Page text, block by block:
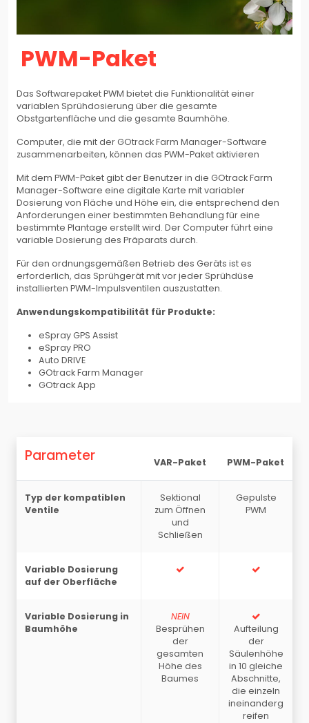
PWM-Paket
Das Softwarepaket PWM bietet die Funktionalität einer
variablen Sprühdosierung über die gesamte
Obstgartenfläche und die gesamte Baumhöhe.
Computer, die mit der GOtrack Farm Manager-Software
zusammenarbeiten, können das PWM-Paket aktivieren
Mit dem PWM-Paket gibt der Benutzer in die GOtrack Farm
Manager-Software eine digitale Karte mit variabler
Dosierung von Fläche und Höhe ein, die entsprechend den
Anforderungen einer bestimmten Behandlung für eine
bestimmte Plantage erstellt wird. Der Computer führt eine
variable Dosierung des Präparats durch.
Für den ordnungsgemäßen Betrieb des Geräts ist es
erforderlich, das Sprühgerät mit vor jeder Sprühdüse
installierten PWM-Impulsventilen auszustatten.
Anwendungskompatibilität für Produkte:
eSpray GPS Assist
eSpray PRO
Auto DRIVE
GOtrack Farm Manager
GOtrack App
Parameter VAR-Paket PWM-Paket
Typ der kompatiblen
Ventile
Sektional
zum Öffnen
und
Schließen
Gepulste
PWM
Variable Dosierung
auf der Oberfläche
Variable Dosierung in
Baumhöhe
NEIN
Besprühen
der
gesamten
Höhe des
Baumes
Aufteilung
der
Säulenhöhe
in 10 gleiche
Abschnitte,
die einzeln
ineinanderg
reifen